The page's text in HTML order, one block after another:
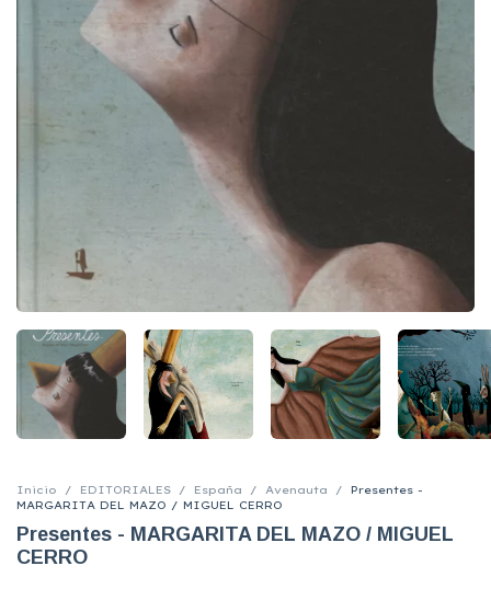
Inicio / EDITORIALES / España / Avenauta /
Presentes -
MARGARITA DEL MAZO / MIGUEL CERRO
Presentes - MARGARITA DEL MAZO / MIGUEL
CERRO